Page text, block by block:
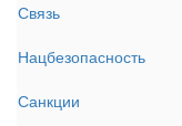
Связь
Нацбезопасность
Санкции